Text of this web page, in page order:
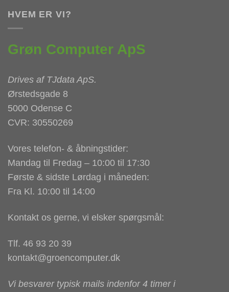
HVEM ER VI?
Grøn Computer ApS
Drives af TJdata ApS.
Ørstedsgade 8
5000 Odense C
CVR: 30550269
Vores telefon- & åbningstider:
Mandag til Fredag – 10:00 til 17:30
Første & sidste Lørdag i måneden:
Fra Kl. 10:00 til 14:00
Kontakt os gerne, vi elsker spørgsmål:
Tlf. 46 93 20 39
kontakt@groencomputer.dk
Vi besvarer typisk mails indenfor 4 timer i